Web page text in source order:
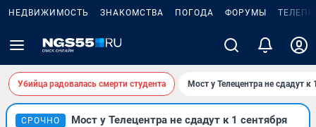
НЕДВИЖИМОСТЬ ЗНАКОМСТВА ПОГОДА ФОРУМЫ
Убийца радовалась смерти студента Мост у Телецентра не сдадут к
СРОЧНО Мост у Телецентра не сдадут к 1 сентября